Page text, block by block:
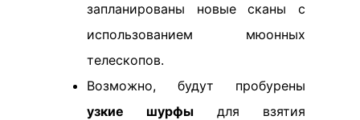
запланированы новые сканы с
использованием мюонных
телескопов.
Возможно, будут пробурены
узкие шурфы для взятия